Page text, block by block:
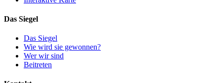
Das Siegel
Das Siegel
Wie wird sie gewonnen?
Wer wir sind
Beitreten